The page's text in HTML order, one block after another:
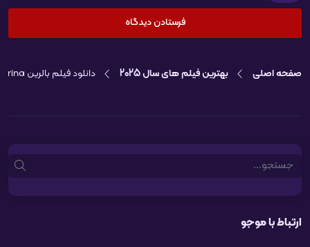
صفحه اصلی بهترین فیلم های سال 2025 دانلود فیلم بالرین Ballerina
Search
ارتباط با موجو